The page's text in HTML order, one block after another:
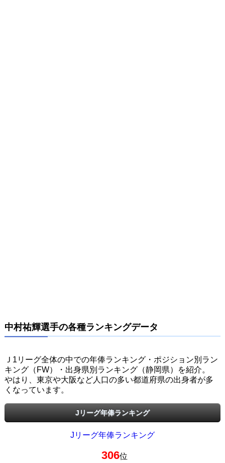
中村祐輝選手の各種ランキングデータ
Ｊ1リーグ全体の中での年俸ランキング・ポジション別ラン
キング（FW）・出身県別ランキング（静岡県）を紹介。
やはり、東京や大阪など人口の多い都道府県の出身者が多
くなっています。
Jリーグ年俸ランキング
Jリーグ年俸ランキング
306位